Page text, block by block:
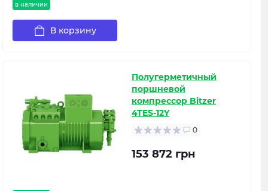
в наличии
В корзину
Полугерметичный
поршневой
компрессор Bitzer
4TES-12Y
0
153 872 грн